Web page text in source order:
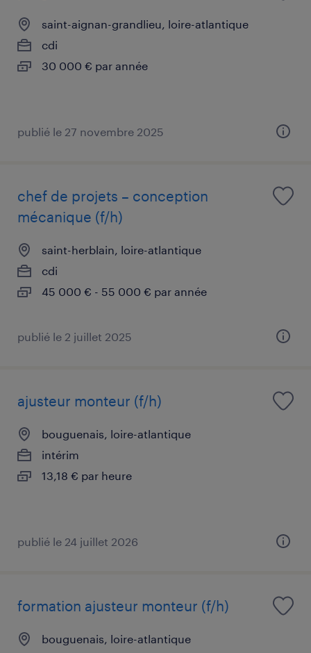
saint-aignan-grandlieu, loire-atlantique
cdi
30 000 € par année
publié le 27 novembre 2025
chef de projets – conception
mécanique (f/h)
saint-herblain, loire-atlantique
cdi
45 000 € - 55 000 € par année
publié le 2 juillet 2025
ajusteur monteur (f/h)
bouguenais, loire-atlantique
intérim
13,18 € par heure
publié le 24 juillet 2026
formation ajusteur monteur (f/h)
bouguenais, loire-atlantique